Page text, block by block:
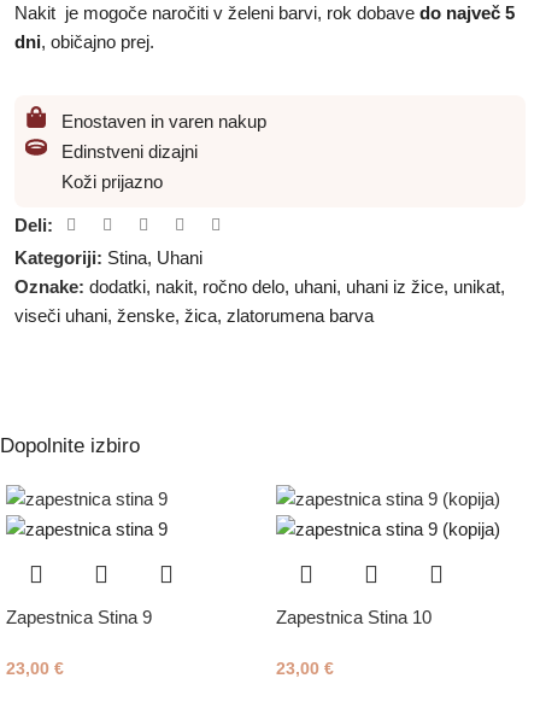
Nakit je mogoče naročiti v želeni barvi, rok dobave do največ 5
dni, običajno prej.
Enostaven in varen nakup
Edinstveni dizajni
Koži prijazno
Deli:
Kategoriji: Stina, Uhani
Oznake: dodatki, nakit, ročno delo, uhani, uhani iz žice, unikat,
viseči uhani, ženske, žica, zlatorumena barva
Dopolnite izbiro
Zapestnica Stina 9
23,00 €
Zapestnica Stina 10
23,00 €